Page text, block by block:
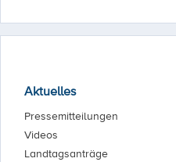
Aktuelles
Pressemitteilungen
Videos
Landtagsanträge